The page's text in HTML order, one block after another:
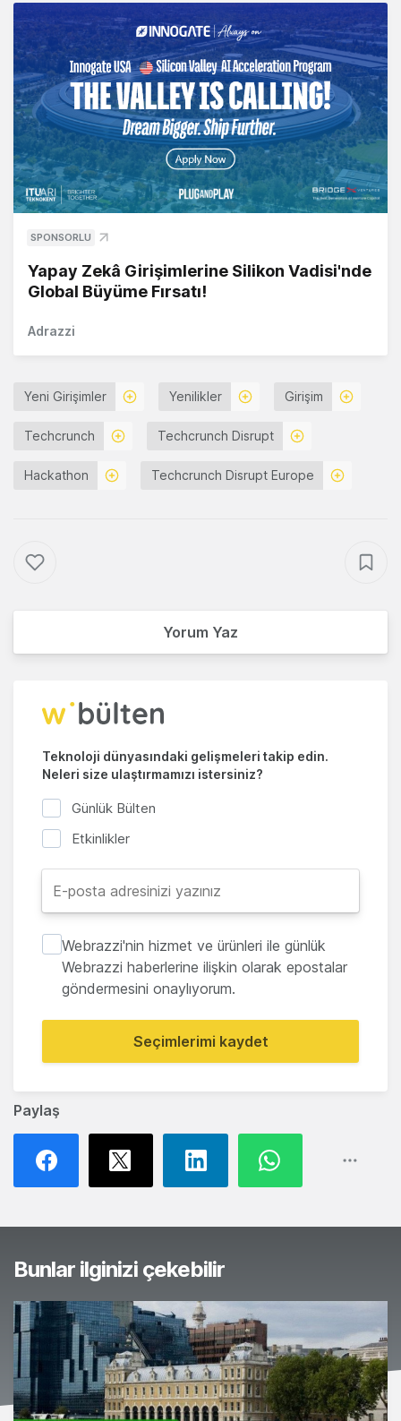
Paylaş
SPONSORLU
Yapay Zekâ Girişimlerine Silikon Vadisi'nde
Global Büyüme Fırsatı!
Adrazzi
Yeni Girişimler Yenilikler Girişim
Techcrunch Techcrunch Disrupt
Hackathon Techcrunch Disrupt Europe
Yorum Yaz
Teknoloji dünyasındaki gelişmeleri takip edin.
Neleri size ulaştırmamızı istersiniz?
Günlük Bülten
Etkinlikler
Webrazzi'nin hizmet ve ürünleri ile günlük
Webrazzi haberlerine ilişkin olarak epostalar
göndermesini onaylıyorum.
Seçimlerimi kaydet
Bunlar ilginizi çekebilir